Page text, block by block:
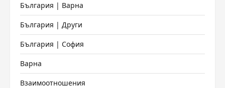
България | Варна
България | Други
България | София
Варна
Взаимоотношения